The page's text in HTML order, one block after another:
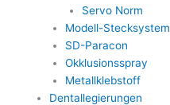
Servo Norm
Modell-Stecksystem
SD-Paracon
Okklusionsspray
Metallklebstoff
Dentallegierungen